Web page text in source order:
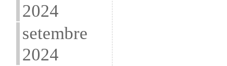
2024
setembre
2024